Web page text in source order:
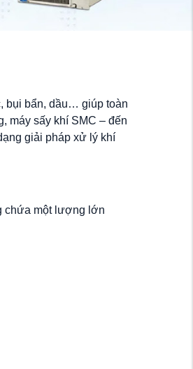
bụi bẩn, dầu… giúp toàn
máy sấy khí SMC – đến
giải pháp xử lý khí
chứa một lượng lớn